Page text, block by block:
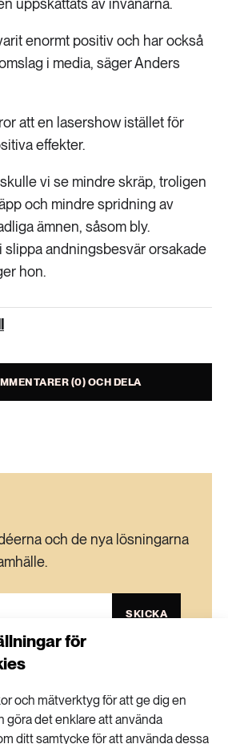
för
och mätverktyg för att ge dig en
göra det enklare att använda
ditt samtycke för att använda dessa
uppskattats av invånarna.
enormt positiv och har också
i media, säger Anders
att en lasershow istället för
effekter.
vi se mindre skräp, troligen
och mindre spridning av
ämnen, såsom bly.
slippa andningsbesvär orsakade
hon.
(0) OCH DELA
och de nya lösningarna
SKICKA
för utskick av Extrakts nyhetsbrev och
verksamhet. Du kan när som helst säga